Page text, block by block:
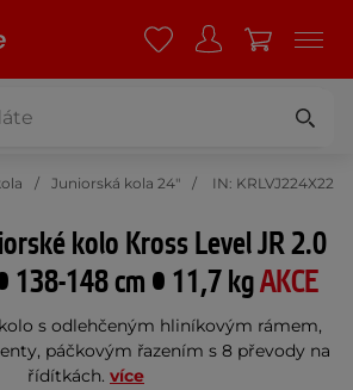
Juniorská kola 24" IN: KRLVJ224X22
kolo Kross Level JR 2.0
138-148 cm • 11,7 kgAKCE
s odlehčeným hliníkovým rámem,
páčkovým řazením s 8 převody na
řídítkách. více